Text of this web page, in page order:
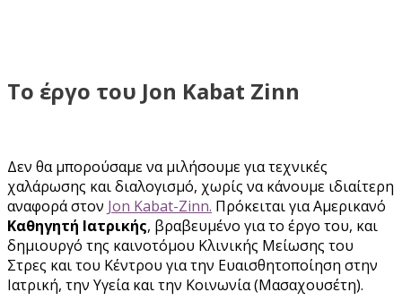
Tο έργο του Jon Kabat Zinn
Δεν θα μπορούσαμε να μιλήσουμε για τεχνικές
χαλάρωσης και διαλογισμό, χωρίς να κάνουμε ιδιαίτερη
αναφορά στον Jon Kabat-Zinn. Πρόκειται για Αμερικανό
Καθηγητή Ιατρικής, βραβευμένο για το έργο του, και
δημιουργό της καινοτόμου Κλινικής Μείωσης του
Στρες και του Κέντρου για την Ευαισθητοποίηση στην
Ιατρική, την Υγεία και την Κοινωνία (Μασαχουσέτη).